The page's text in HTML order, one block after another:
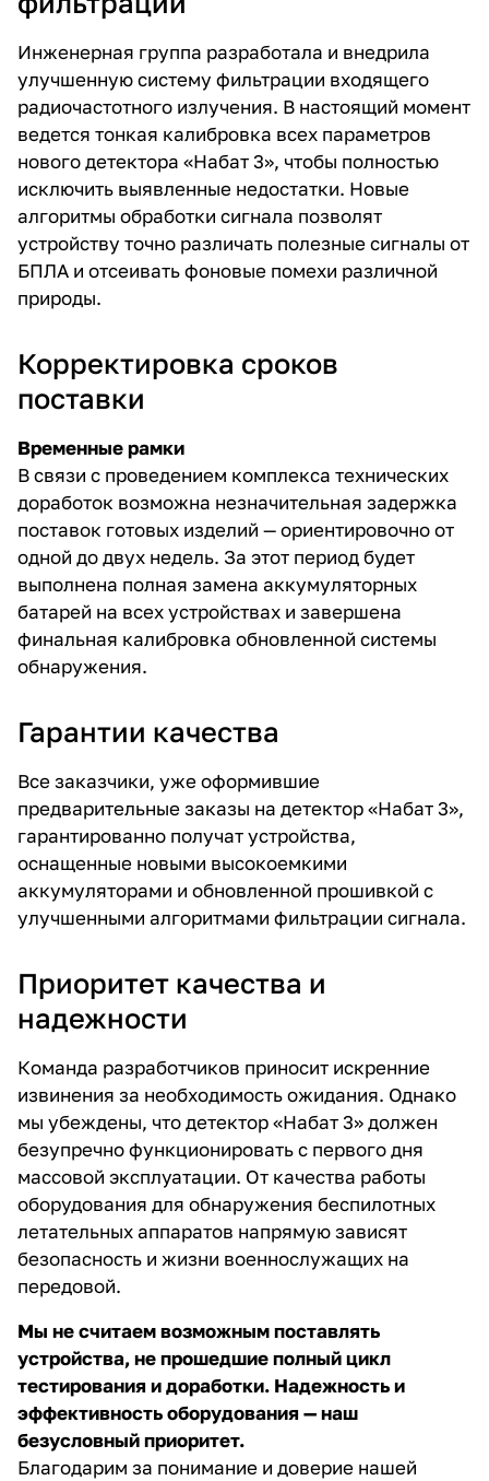
Инженерная группа разработала и внедрила
улучшенную систему фильтрации входящего
радиочастотного излучения. В настоящий момент
ведется тонкая калибровка всех параметров
нового детектора «Набат 3», чтобы полностью
исключить выявленные недостатки. Новые
алгоритмы обработки сигнала позволят
устройству точно различать полезные сигналы от
БПЛА и отсеивать фоновые помехи различной
природы.
Корректировка сроков
поставки
Временные рамки
В связи с проведением комплекса технических
доработок возможна незначительная задержка
поставок готовых изделий — ориентировочно от
одной до двух недель. За этот период будет
выполнена полная замена аккумуляторных
батарей на всех устройствах и завершена
финальная калибровка обновленной системы
обнаружения.
Гарантии качества
Все заказчики, уже оформившие
предварительные заказы на детектор «Набат 3»,
гарантированно получат устройства,
оснащенные новыми высокоемкими
аккумуляторами и обновленной прошивкой с
улучшенными алгоритмами фильтрации сигнала.
Приоритет качества и
надежности
Команда разработчиков приносит искренние
извинения за необходимость ожидания. Однако
мы убеждены, что детектор «Набат 3» должен
безупречно функционировать с первого дня
массовой эксплуатации. От качества работы
оборудования для обнаружения беспилотных
летательных аппаратов напрямую зависят
безопасность и жизни военнослужащих на
передовой.
Мы не считаем возможным поставлять
устройства, не прошедшие полный цикл
тестирования и доработки. Надежность и
эффективность оборудования — наш
безусловный приоритет.
Благодарим за понимание и доверие нашей